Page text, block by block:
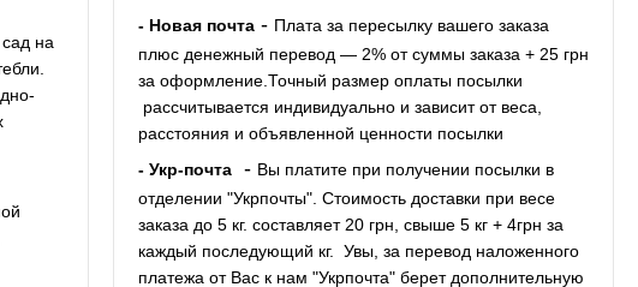
на
- Новая почта- Плата за пересылку вашего заказа
плюс денежный перевод — 2% от суммы заказа + 25 грн
за оформление.Точный размер оплаты посылки
рассчитывается индивидуально и зависит от веса,
расстояния и объявленной ценности посылки
- Укр-почта- Вы платите при получении посылки в
отделении "Укрпочты". Стоимость доставки при весе
заказа до 5 кг. составляет 20 грн, свыше 5 кг + 4грн за
каждый последующий кг. Увы, за перевод наложенного
платежа от Вас к нам "Укрпочта" берет дополнительную